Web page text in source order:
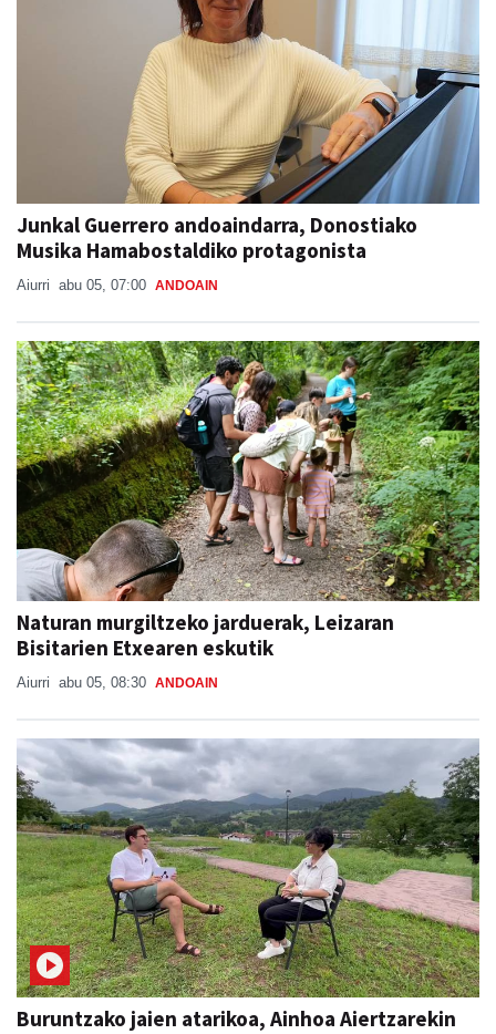
Junkal Guerrero andoaindarra, Donostiako
Musika Hamabostaldiko protagonista
Aiurri abu 05, 07:00 ANDOAIN
Naturan murgiltzeko jarduerak, Leizaran
Bisitarien Etxearen eskutik
Aiurri abu 05, 08:30 ANDOAIN
Buruntzako jaien atarikoa, Ainhoa Aiertzarekin